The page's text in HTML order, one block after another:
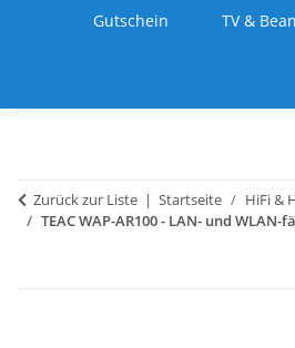
Gutschein TV &
Zurück zur Liste Startseite HiFi &
TEAC WAP-AR100 - LAN- und